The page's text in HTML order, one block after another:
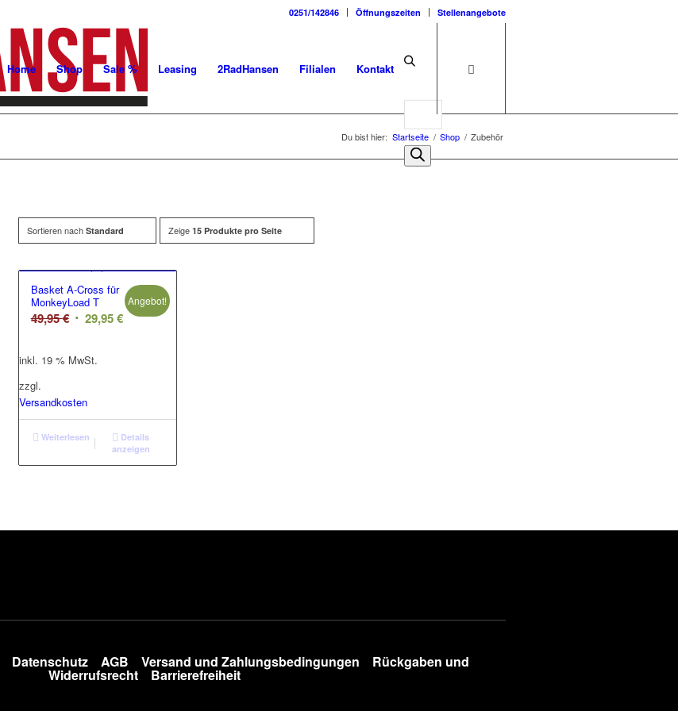
0251/142846 Öffnungszeiten Stellenangebote
Home Shop Sale % Leasing 2RadHansen Filialen Kontakt
Du bist hier: Startseite / Shop / Zubehör
Sortieren nach Standard Zeige 15 Produkte pro Seite
Basket A-Cross für
MonkeyLoad T
49,95€ Ursprünglicher
war:
29,95€Aktueller
Angebot!
inkl. 19 % MwSt.
zzgl.
Versandkosten
Weiterlesen
Details
anzeigen
Datenschutz AGB Versand und Zahlungsbedingungen Rückgaben und
Widerrufsrecht Barrierefreiheit